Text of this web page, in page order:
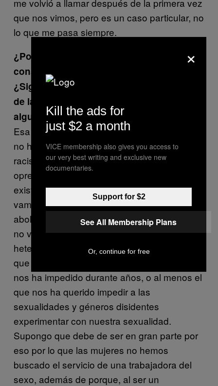
que nos vimos, pero es un caso particular, no
lo que me pasa siempre.
¿Por qué crees que las mujeres no hemos
consumido tradicionalmente prostitución?
¿Significa eso que es un producto directo
de la sociedad patriarcal, como apuntan
algunos?
Esa es la eterna pregunta. Supongo que si
no hubiese ni patriarcado ni capitalismo ni
racismo ni ninguna de las múltiples
opresiones que nos atraviesan tampoco
existiría el trabajo asalariado, así que si
vamos a abolir el trabajo sexual, entonces
abolimos todos los trabajos asalariados. Yo
no veo una relación directa entre el
heteropatriarcado y la prostitución, pero sí
que creo que es el heteropatriarcado el que
nos ha impedido durante años, o al menos el
que nos ha querido impedir a las
sexualidades y géneros disidentes
experimentar con nuestra sexualidad.
Supongo que debe de ser en gran parte por
eso por lo que las mujeres no hemos
buscado el servicio de una trabajadora del
sexo, además de porque, al ser un
×
Kill the ads for
just $2 a month
VICE membership also gives you access to
our very best writing and exclusive new
documentaries.
Support for $2
See All Membership Plans
Or, continue for free